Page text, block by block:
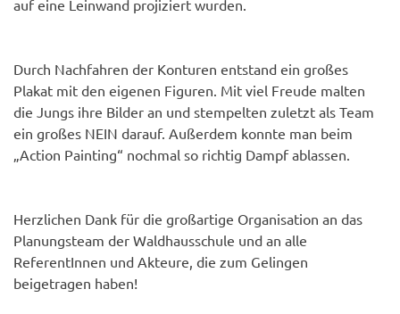
auf eine Leinwand projiziert wurden.
Durch Nachfahren der Konturen entstand ein großes
Plakat mit den eigenen Figuren. Mit viel Freude malten
die Jungs ihre Bilder an und stempelten zuletzt als Team
ein großes NEIN darauf. Außerdem konnte man beim
„Action Painting“ nochmal so richtig Dampf ablassen.
Herzlichen Dank für die großartige Organisation an das
Planungsteam der Waldhausschule und an alle
ReferentInnen und Akteure, die zum Gelingen
beigetragen haben!